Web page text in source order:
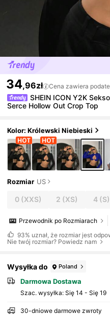
34,96zł Cena zawiera
SHEIN ICON Y2K
Serce Hollow Out Crop Top
Kolor: Królewski Niebieski
Rozmiar US
0(XXS) 2 (XS) 4 (S)
Przewodnik po Rozmiarach
93% uznał, że rozmiar jest
Nie twój rozmiar? Powiedz nam
Wysyłka do Poland
Darmowa Dostawa
Szac. wysyłka: Się 14 - Się 19
30-dniowe darmowe zwroty